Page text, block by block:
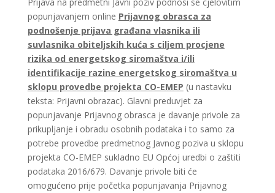
popunjavanjem online Prijavnog obrasca za
podnošenje prijava građana vlasnika ili
suvlasnika obiteljskih kuća s ciljem procjene
rizika od energetskog siromaštva i/ili
identifikacije razine energetskog siromaštva u
sklopu provedbe projekta CO-EMEP (u nastavku
teksta: Prijavni obrazac). Glavni preduvjet za
popunjavanje Prijavnog obrasca je davanje privole za
prikupljanje i obradu osobnih podataka i to samo za
potrebe provedbe predmetnog Javnog poziva u sklopu
projekta CO-EMEP sukladno EU Općoj uredbi o zaštiti
podataka 2016/679. Davanje privole biti će
omogućeno prije početka popunjavanja Prijavnog